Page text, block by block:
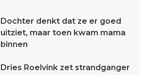
Dochter denkt dat ze er goed
uitziet, maar toen kwam mama
binnen
Dries Roelvink zet strandganger